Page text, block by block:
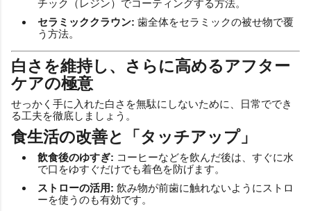
チック（レジン）でコーティングする方法。
セラミッククラウン: 歯全体をセラミックの被せ物で覆
う方法。
白さを維持し、さらに高めるアフター
ケアの極意
せっかく手に入れた白さを無駄にしないために、日常ででき
る工夫を徹底しましょう。
食生活の改善と「タッチアップ」
飲食後のゆすぎ: コーヒーなどを飲んだ後は、すぐに水
で口をゆすぐだけでも着色を防げます。
ストローの活用: 飲み物が前歯に触れないようにストロ
ーを使うのも有効です。